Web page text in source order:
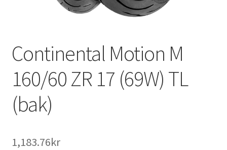
Continental Motion M
160/60 ZR 17 (69W) TL
(bak)
1,183.76kr